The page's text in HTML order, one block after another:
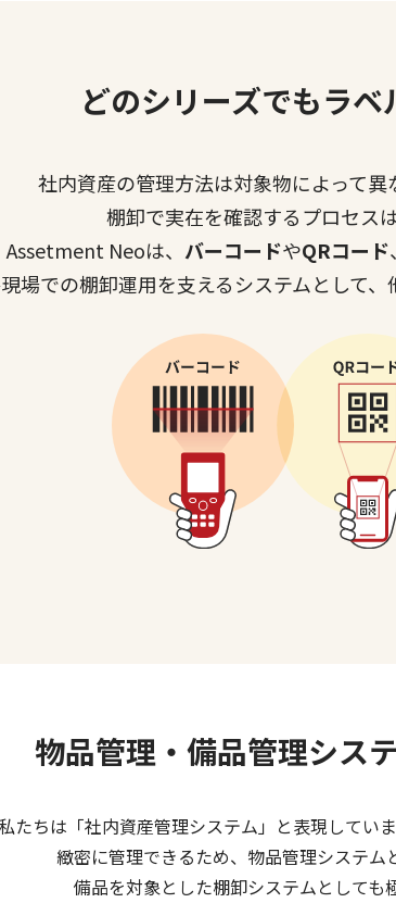
どのシリーズでもラ
社内資産の管理方法は対象物によって異
棚卸で実在を確認するプロセス
Assetment Neoは、 バーコードやQRコード、
場での棚卸運用を支えるシステムとして、
物品管理・備品管理シス
たちは「社内資産管理システム」と表現してい
緻密に管理できるため、物品管理システム
備品を対象とした棚卸システムとしても